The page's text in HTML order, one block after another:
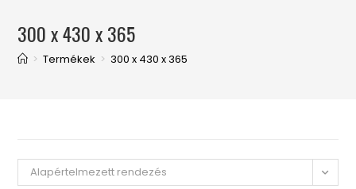
300 x 430 x 365
> Termékek > 300 x 430 x 365
Alapértelmezett rendezés